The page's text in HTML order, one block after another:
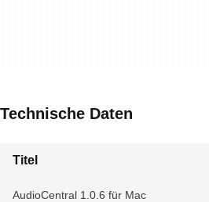
Technische Daten
Titel
AudioCentral 1.0.6 für Mac